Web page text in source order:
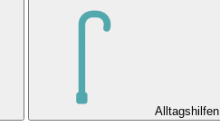
Alltagshilfen